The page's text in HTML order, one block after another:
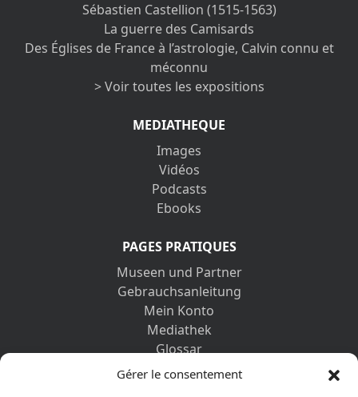
Gérer le consentement
Sébastien Castellion (1515-1563)
La guerre des Camisards
Des Églises de France à l’astrologie, Calvin connu et
méconnu
> Voir toutes les expositions
MEDIATHEQUE
Images
Vidéos
Podcasts
Ebooks
PAGES PRATIQUES
Museen und Partner
Gebrauchsanleitung
Mein Konto
Mediathek
Glossar
Kontaktformular